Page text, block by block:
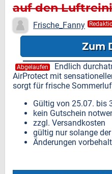
auf den
AirProtect
Frische_Fanny
Zum
Abgelaufen
Endlich
AirProtect mit
sorgt für frische
Gültig von 25.07. bis
kein Gutschein
zzgl. Versandkosten
gültig nur solange
Änderungen